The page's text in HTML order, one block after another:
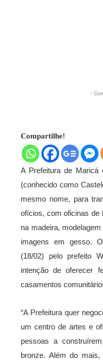
-
Compartilhe!
A Prefeitura de Maricá
(conhecido como
mesmo nome, para
ofícios, com oficinas de
na madeira,
imagens em gesso.
(18/02) pelo prefeito
intenção de oferecer
casamentos
“A Prefeitura quer
um centro de artes e
pessoas a
bronze. Além do